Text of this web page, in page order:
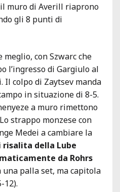
muro di Averill riaprono
gli 8 punti di
con Szwarc che
l’ingresso di Gargiulo al
colpo di Zaytsev manda
in situazione di 8-5.
a muro rimettono
strappo monzese con
Medei a cambiare la
della Lube
da Rohrs
palla set, ma capitola
12).